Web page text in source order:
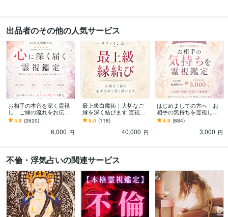
出品者のその他の人気サービス
お相手の本音を深く霊視
し、ご縁の流れをお伝え
します 心に深く届く霊視
だからこそ、前を向くき
4.9 (2620)
6,000 円
最上級白魔術｜大切なご
縁を深く結びます 霊視・
波動調整・縁結びを組み
合わせた特別施術です
5.0 (118)
40,000 円
はじめましての方へ｜お
相手の気持ちを霊視しま
す 通常鑑定と変わらない
内容を初めての方限定価
格でお届けします
4.9 (884)
3,000 円
不倫・浮気占いの関連サービス